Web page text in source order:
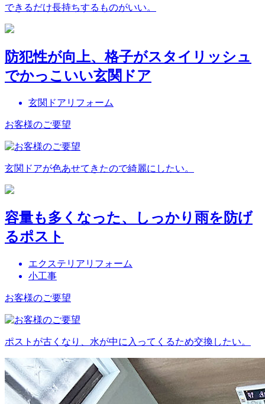
できるだけ長持ちするものがいい。
防犯性が向上、格子がスタイリッシュ
でかっこいい玄関ドア
玄関ドアリフォーム
お客様のご要望
玄関ドアが色あせてきたので綺麗にしたい。
容量も多くなった、しっかり雨を防げ
るポスト
エクステリアリフォーム
小工事
お客様のご要望
ポストが古くなり、水が中に入ってくるため交換したい。